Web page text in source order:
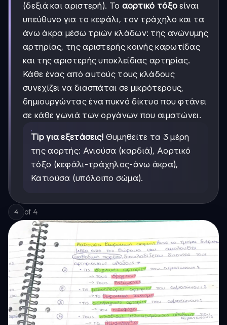
(δεξιά και αριστερή). Το αορτικό τόξο είναι
υπεύθυνο για το κεφάλι, τον τράχηλο και τα
άνω άκρα μέσω τριών κλάδων: της ανώνυμης
αρτηρίας, της αριστερής κοινής καρωτίδας
και της αριστερής υποκλείδιας αρτηρίας.
Κάθε ένας από αυτούς τους κλάδους
συνεχίζει να διασπάται σε μικρότερους,
δημιουργώντας ένα πυκνό δίκτυο που φτάνει
σε κάθε γωνιά των οργάνων που αιματώνει.
Tip για εξετάσεις! Θυμηθείτε τα 3 μέρη
της αορτής: Ανιούσα (καρδιά), Αορτικό
τόξο (κεφάλι-τράχηλος-άνω άκρα),
Κατιούσα (υπόλοιπο σώμα).
4 of 4